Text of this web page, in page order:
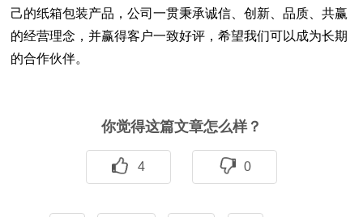
己的纸箱包装产品，公司一贯秉承诚信、创新、品质、共赢
的经营理念，并赢得客户一致好评，希望我们可以成为长期
的合作伙伴。
你觉得这篇文章怎么样？
4 0